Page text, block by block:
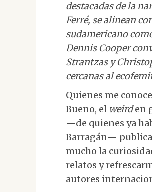
destacadas de la
Ferré, se alinean
sudamericano
Dennis Cooper
Strantzas y
cercanas al
Quienes me
Bueno, el weirden
—de quienes ya
Barragán—
mucho la
relatos y
autores